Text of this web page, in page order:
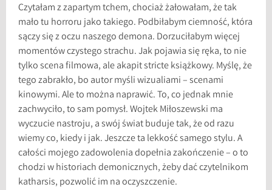
Czytałam z zapartym tchem, chociaż żałowałam, że tak
mało tu horroru jako takiego. Podbiłabym ciemność, która
sączy się z oczu naszego demona. Dorzuciłabym więcej
momentów czystego strachu. Jak pojawia się ręka, to nie
tylko scena filmowa, ale akapit stricte książkowy. Myślę, że
tego zabrakło, bo autor myśli wizualiami – scenami
kinowymi. Ale to można naprawić. To, co jednak mnie
zachwyciło, to sam pomysł. Wojtek Miłoszewski ma
wyczucie nastroju, a swój świat buduje tak, że od razu
wiemy co, kiedy i jak. Jeszcze ta lekkość samego stylu. A
całości mojego zadowolenia dopełnia zakończenie – o to
chodzi w historiach demonicznych, żeby dać czytelnikom
katharsis, pozwolić im na oczyszczenie.